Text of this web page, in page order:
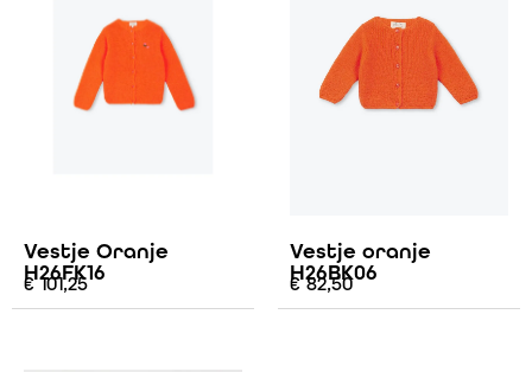
Vestje Oranje
H26FK16
€101,25
Vestje oranje
H26BK06
€82,50